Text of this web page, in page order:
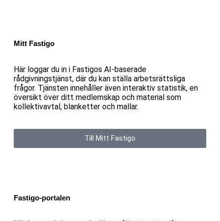
Mitt Fastigo
Här loggar du in i Fastigos AI-baserade
rådgivningstjänst, där du kan ställa arbetsrättsliga
frågor. Tjänsten innehåller även interaktiv statistik, en
översikt över ditt medlemskap och material som
kollektivavtal, blanketter och mallar.
Till Mitt Fastigo
Fastigo-portalen